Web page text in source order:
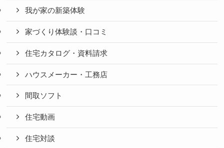
我が家の新築体験
家づくり体験談・口コミ
住宅カタログ・資料請求
ハウスメーカー・工務店
間取ソフト
住宅動画
住宅対談